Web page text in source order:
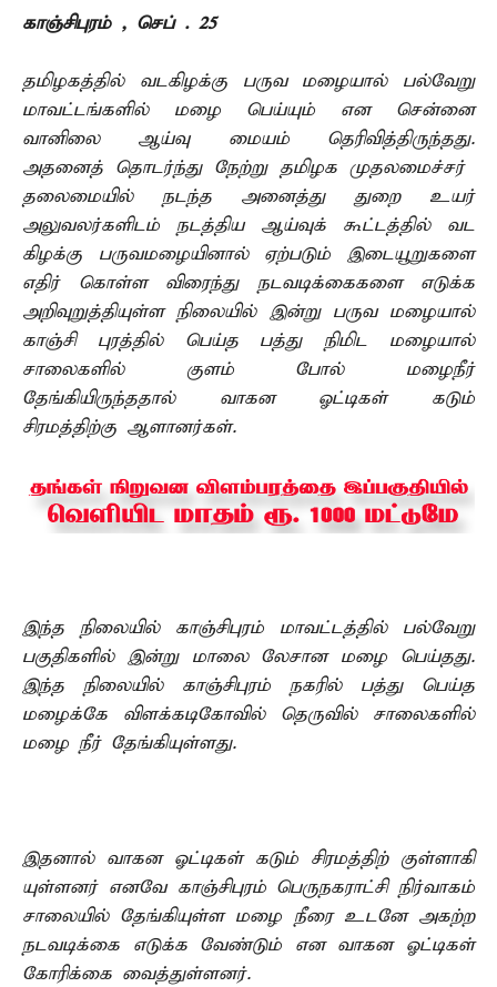
காஞ்சிபுரம் , செப் . 25 –
தமிழகத்தில் வடகிழக்கு பருவ மழையால் பல்வேறு
மாவட்டங்களில் மழை பெய்யும் என சென்னை
வானிலை ஆய்வு மையம் தெரிவித்திருந்தது.
அதனைத் தொடர்ந்து நேற்று தமிழக முதலமைச்சர்
தலைமையில் நடந்த அனைத்து துறை உயர்
அலுவலர்களிடம் நடத்திய ஆய்வுக் கூட்டத்தில் வட
கிழக்கு பருவமழையினால் ஏற்படும் இடையூறுகளை
எதிர் கொள்ள விரைந்து நடவடிக்கைகளை எடுக்க
அறிவுறுத்தியுள்ள நிலையில் இன்று பருவ மழையால்
காஞ்சி புரத்தில் பெய்த பத்து நிமிட மழையால்
சாலைகளில் குளம் போல் மழைநீர்
தேங்கியிருந்ததால் வாகன ஓட்டிகள் கடும்
சிரமத்திற்கு ஆளானர்கள்.
இந்த நிலையில் காஞ்சிபுரம் மாவட்டத்தில் பல்வேறு
பகுதிகளில் இன்று மாலை லேசான மழை பெய்தது.
இந்த நிலையில் காஞ்சிபுரம் நகரில் பத்து பெய்த
மழைக்கே விளக்கடிகோவில் தெருவில் சாலைகளில்
மழை நீர் தேங்கியுள்ளது.
இதனால் வாகன ஓட்டிகள் கடும் சிரமத்திற் குள்ளாகி
யுள்ளனர் எனவே காஞ்சிபுரம் பெருநகராட்சி நிர்வாகம்
சாலையில் தேங்கியுள்ள மழை நீரை உடனே அகற்ற
நடவடிக்கை எடுக்க வேண்டும் என வாகன ஓட்டிகள்
கோரிக்கை வைத்துள்ளனர்.